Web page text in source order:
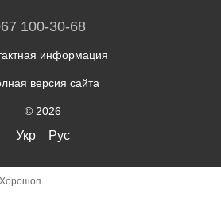
100-30-68
информация
версия сайта
© 2026
Укр Рус
Хорошоп